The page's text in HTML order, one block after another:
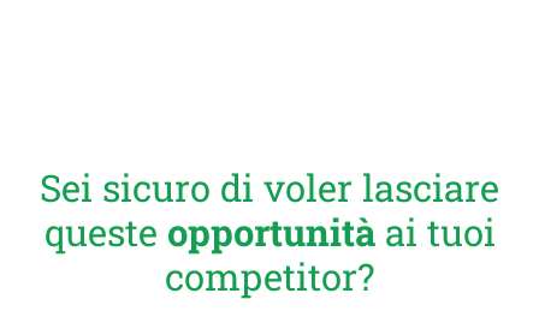
Sei sicuro di voler lasciare
queste opportunitàai tuoi
competitor?